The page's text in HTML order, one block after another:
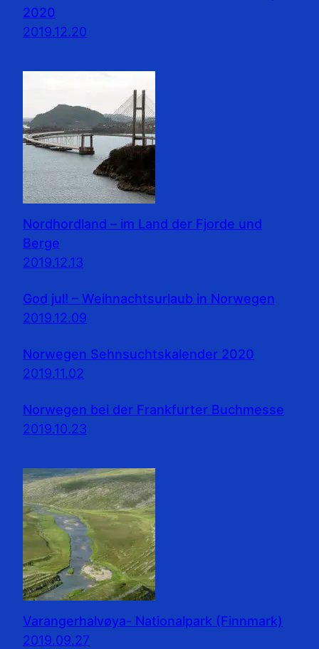
2020
2019.12.20
Nordhordland – im Land der Fjorde und
Berge
2019.12.13
God jul! – Weihnachtsurlaub in Norwegen
2019.12.09
Norwegen Sehnsuchtskalender 2020
2019.11.02
Norwegen bei der Frankfurter Buchmesse
2019.10.23
Varangerhalvøya- Nationalpark (Finnmark)
2019.09.27